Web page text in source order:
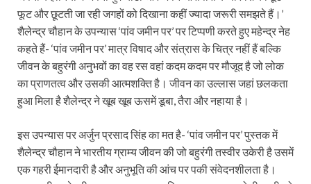
फूट और छूटती जा रही जगहों को दिखाना कहीं ज्यादा जरूरी समझते हैं।’
शैलेन्द्र चौहान के उपन्यास ‘पांव जमीन पर’ पर टिप्पणी करते हुए महेन्द्र नेह
कहते हैं- ‘पांव जमीन पर’ मात्र विषाद और संत्रास के चित्र नहीं हैं बल्कि
जीवन के बहुरंगी अनुभवों का वह रस वहां कदम कदम पर मौजूद है जो लोक
का प्राणतत्व और उसकी आत्मशक्ति है। जीवन का उल्लास जहां छलकता
हुआ मिला है शैलेन्द्र ने खूब खूब ऊसमें डूबा, तैरा और नहाया है।
इस उपन्यास पर अर्जुन प्रसाद सिंह का मत है- ‘पांव जमीन पर’ पुस्तक में
शैलेन्द्र चौहान ने भारतीय ग्राम्य जीवन की जो बहुरंगी तस्वीर उकेरी है उसमें
एक गहरी ईमानदारी है और अनुभूति की आंच पर पकी संवेदनशीलता है।